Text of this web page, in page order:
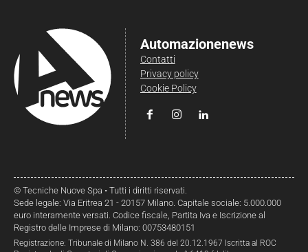
Automazionenews
Contatti
Privacy policy
Cookie Policy
© Tecniche Nuove Spa • Tutti i diritti riservati.
Sede legale: Via Eritrea 21 - 20157 Milano. Capitale sociale: 5.000.000
euro interamente versati. Codice fiscale, Partita Iva e Iscrizione al
Registro delle Imprese di Milano: 00753480151
Registrazione: Tribunale di Milano N. 386 del 20.12.1967 Iscritta al ROC